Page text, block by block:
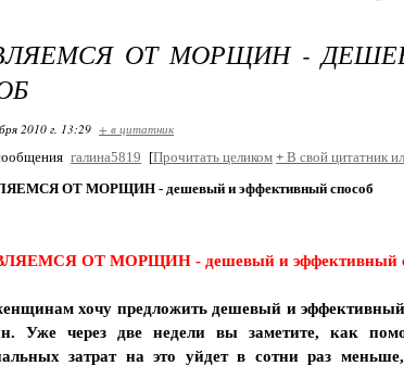
ОТ МОРЩИН -
2010 г. 13:29 + в цитатник
галина5819 [Прочитать целиком + В свой цитатник
ОТ МОРЩИН - дешевый и эффективный способ
ОТ МОРЩИН - дешевый и эффективный
хочу предложить дешевый и эффективный
Уже через две недели вы заметите, как
затрат на это уйдет в сотни раз